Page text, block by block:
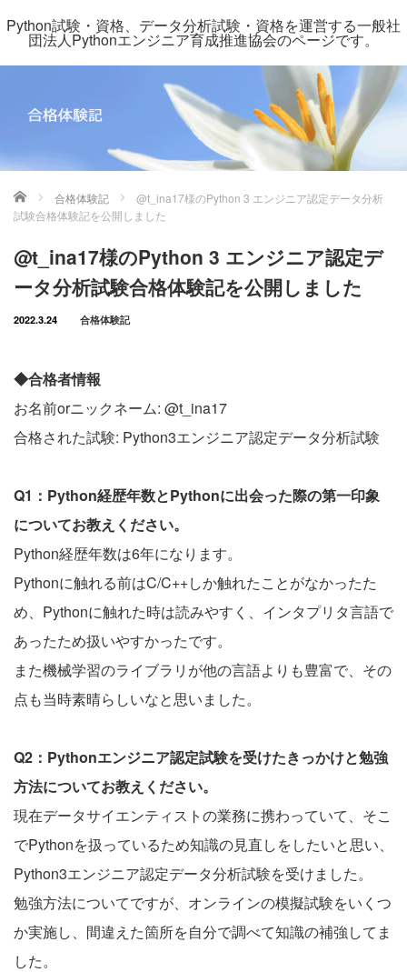
Python試験・資格、データ分析試験・資格を運営する一般社
団法人Pythonエンジニア育成推進協会のページです。
ホーム 合格体験記
@t_ina17様のPython 3 エンジニア認定データ分析
試験合格体験記を公開しました
@t_ina17様のPython 3 エンジニア認定デ
ータ分析試験合格体験記を公開しました
2022.3.24 合格体験記
◆合格者情報
お名前orニックネーム: @t_ina17
合格された試験: Python3エンジニア認定データ分析試験
Q1：Python経歴年数とPythonに出会った際の第一印象
についてお教えください。
Python経歴年数は6年になります。
Pythonに触れる前はC/C++しか触れたことがなかったた
め、Pythonに触れた時は読みやすく、インタプリタ言語で
あったため扱いやすかったです。
また機械学習のライブラリが他の言語よりも豊富で、その
点も当時素晴らしいなと思いました。
Q2：Pythonエンジニア認定試験を受けたきっかけと勉強
方法についてお教えください。
現在データサイエンティストの業務に携わっていて、そこ
でPythonを扱っているため知識の見直しをしたいと思い、
Python3エンジニア認定データ分析試験を受けました。
勉強方法についてですが、オンラインの模擬試験をいくつ
か実施し、間違えた箇所を自分で調べて知識の補強してま
した。